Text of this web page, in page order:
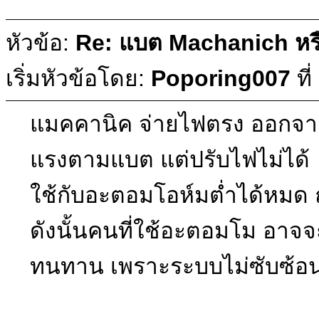
หัวข้อ: Re: แบต Machanich ห
เริ่มหัวข้อโดย: Poporing007 ที่
แมคคานิค จ่ายไฟตรง ออกจ
แรงตามแบต แต่ปรับไฟไม่ได้
ใช้กับอะตอมโอห์มต่ำได้หมด
ดังนั้นคนที่ใช้อะตอมโม อาจ
ทนทาน เพราะระบบไม่ซับซ้